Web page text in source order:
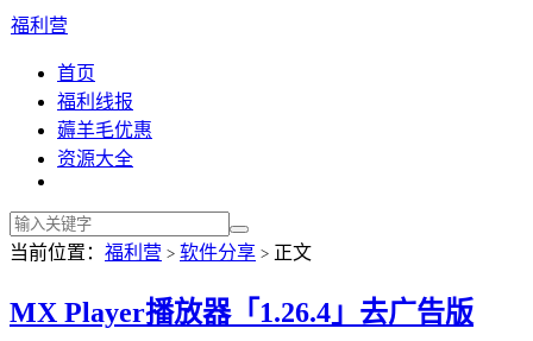
福利营
首页
福利线报
薅羊毛优惠
资源大全
当前位置： 福利营 > 软件分享 > 正文
MX Player播放器「1.26.4」去广告版